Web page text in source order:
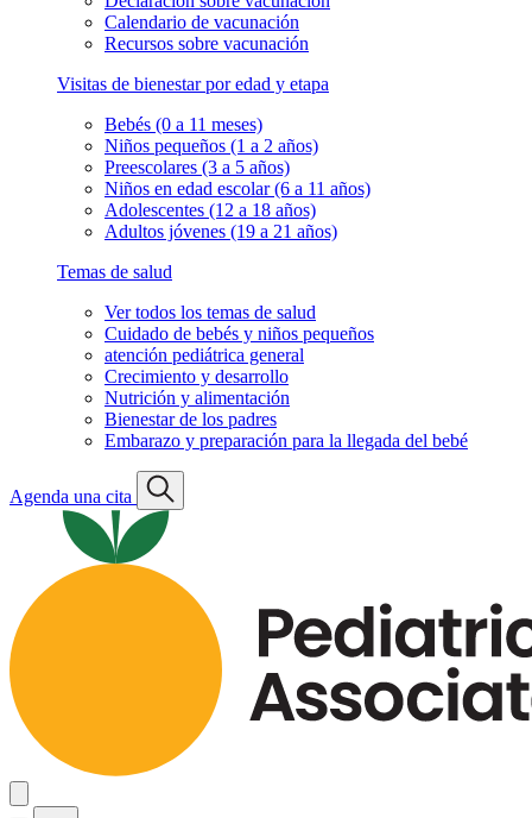
Calendario de vacunación
Recursos sobre vacunación
Visitas de bienestar por edad y etapa
Bebés (0 a 11 meses)
Niños pequeños (1 a 2 años)
Preescolares (3 a 5 años)
Niños en edad escolar (6 a 11 años)
Adolescentes (12 a 18 años)
Adultos jóvenes (19 a 21 años)
Temas de salud
Ver todos los temas de salud
Cuidado de bebés y niños pequeños
atención pediátrica general
Crecimiento y desarrollo
Nutrición y alimentación
Bienestar de los padres
Embarazo y preparación para la llegada del bebé
Agenda una cita